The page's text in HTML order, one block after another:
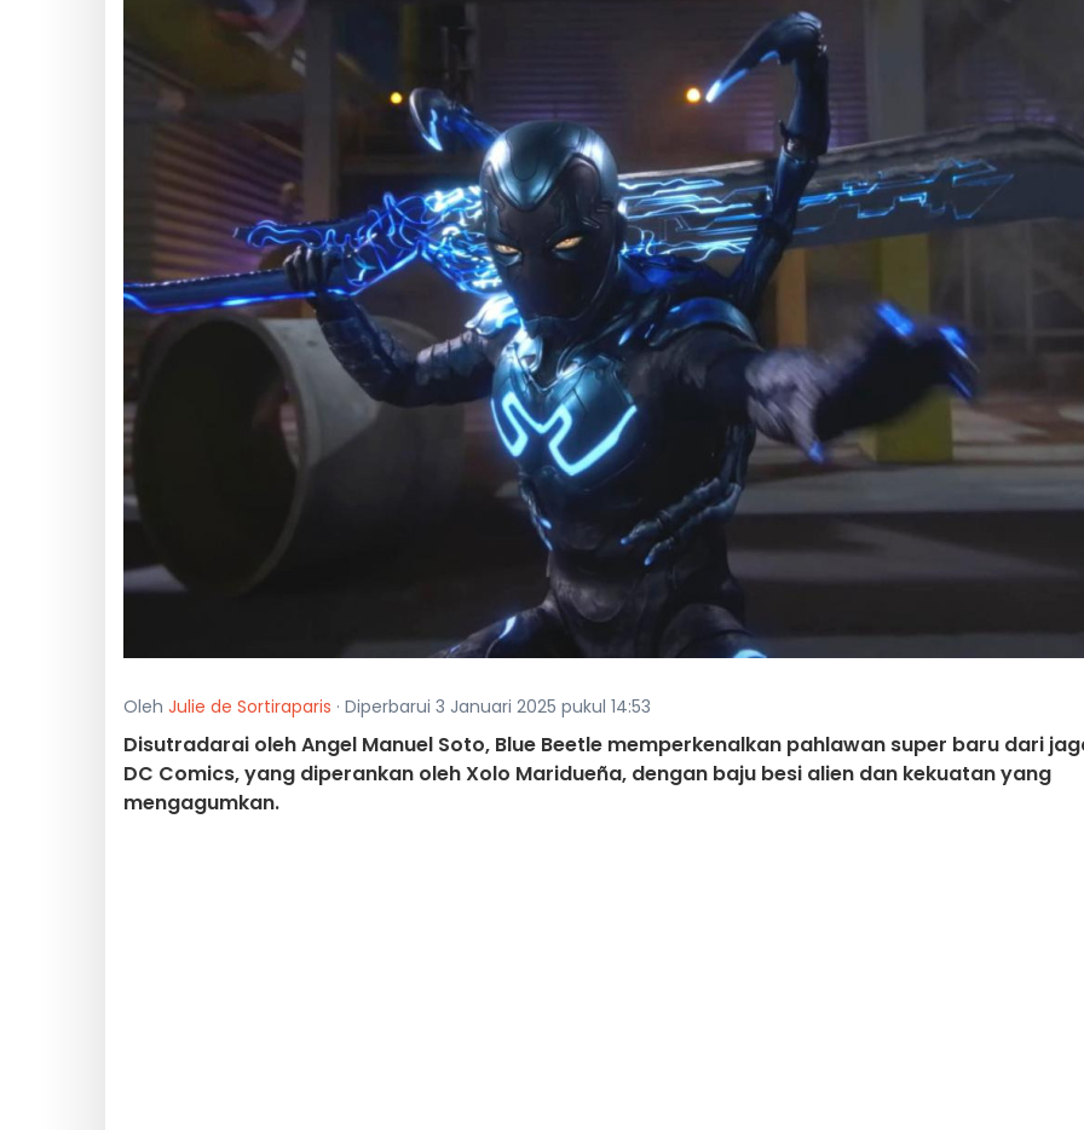
Oleh Julie de Sortiraparis · Diperbarui 3 Januari 2025 pukul 14:53
Disutradarai oleh Angel Manuel Soto, Blue Beetle memperkenalkan pahlawan super baru dari
DC Comics, yang diperankan oleh Xolo Maridueña, dengan baju besi alien dan kekuatan yang
mengagumkan.